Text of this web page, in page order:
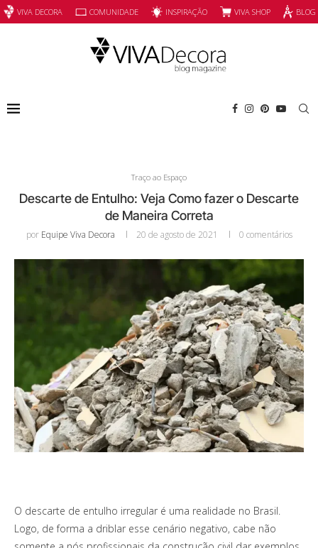
VIVA DECORA COMUNIDADE INSPIRAÇÃO VIVA SHOP
Traço ao Espaço
Descarte de Entulho: Veja Como fazer o Descarte
de Maneira Correta
por Equipe Viva Decora 20 de agosto de 2021 0 comentários
O descarte de entulho irregular é uma realidade no Brasil.
Logo, de forma a driblar esse cenário negativo, cabe não